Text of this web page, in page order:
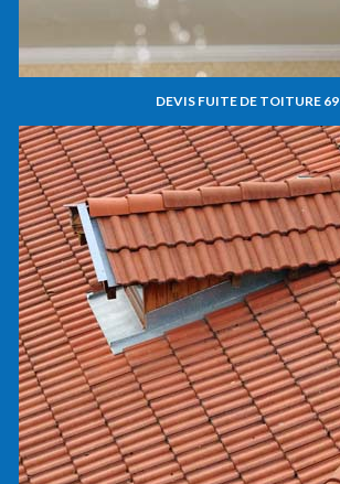
DEVIS FUITE DE TOITURE 69